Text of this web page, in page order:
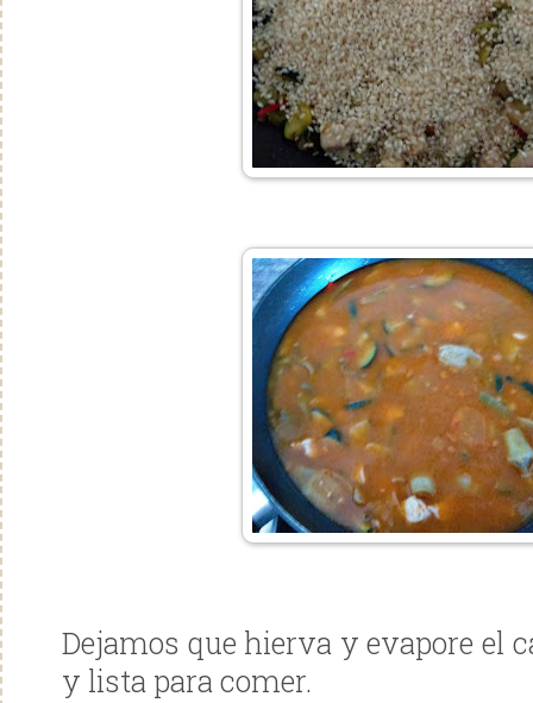
Dejamos que hierva y evapore el
y lista para comer.